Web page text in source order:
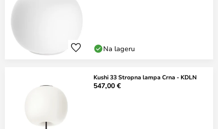
Na lageru
Kushi 33 Stropna lampa Crna - KDLN
547,00 €